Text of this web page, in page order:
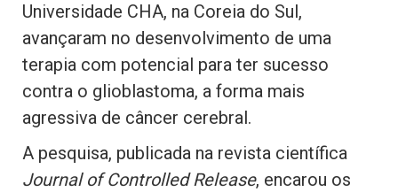
Universidade CHA, na Coreia do Sul,
avançaram no desenvolvimento de uma
terapia com potencial para ter sucesso
contra o glioblastoma, a forma mais
agressiva de câncer cerebral.
A pesquisa, publicada na revista científica
Journal of Controlled Release, encarou os